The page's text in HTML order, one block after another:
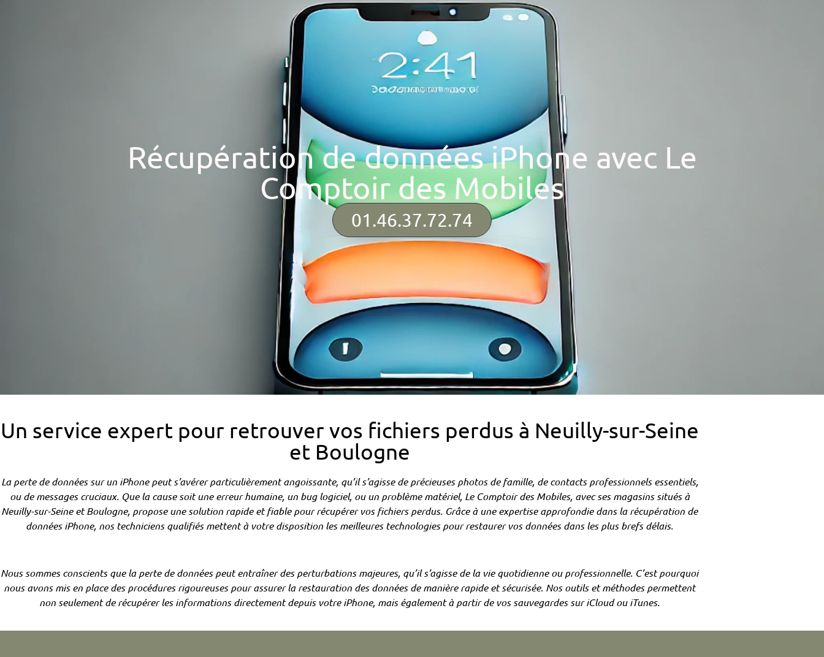
Récupération de données iPhone avec Le
Comptoir des Mobiles
01.46.37.72.74
Un service expert pour retrouver vos fichiers perdus à Neuilly-sur-Seine
et Boulogne
La perte de données sur un iPhone peut s’avérer particulièrement angoissante, qu’il s’agisse de précieuses photos de famille, de contacts professionnels essentiels,
ou de messages cruciaux. Que la cause soit une erreur humaine, un bug logiciel, ou un problème matériel, Le Comptoir des Mobiles, avec ses magasins situés à
Neuilly-sur-Seine et Boulogne, propose une solution rapide et fiable pour récupérer vos fichiers perdus. Grâce à une expertise approfondie dans la récupération de
données iPhone, nos techniciens qualifiés mettent à votre disposition les meilleures technologies pour restaurer vos données dans les plus brefs délais.
Nous sommes conscients que la perte de données peut entraîner des perturbations majeures, qu’il s’agisse de la vie quotidienne ou professionnelle. C’est pourquoi
nous avons mis en place des procédures rigoureuses pour assurer la restauration des données de manière rapide et sécurisée. Nos outils et méthodes permettent
non seulement de récupérer les informations directement depuis votre iPhone, mais également à partir de vos sauvegardes sur iCloud ou iTunes.